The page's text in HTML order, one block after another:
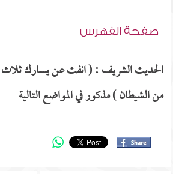
صفحة الفهرس
الحديث الشريف : ( انفث عن يسارك ثلاث
من الشيطان ) مذكور في المواضع التالية